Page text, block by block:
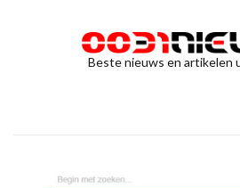
Beste nieuws en artikelen